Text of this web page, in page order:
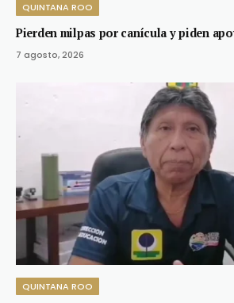
QUINTANA ROO
Pierden milpas por canícula y piden
7 agosto, 2026
QUINTANA ROO